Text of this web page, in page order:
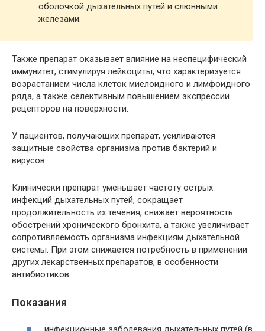
оболочкой дыхательных путей и слюнными
железами.
Также препарат оказывает влияние на неспецифический
иммунитет, стимулируя лейкоциты, что характеризуется
возрастанием числа клеток миелоидного и лимфоидного
ряда, а также селективным повышением экспрессии
рецепторов на поверхности.
У пациентов, получающих препарат, усиливаются
защитные свойства организма против бактерий и
вирусов.
Клинически препарат уменьшает частоту острых
инфекций дыхательных путей, сокращает
продолжительность их течения, снижает вероятность
обострений хронического бронхита, а также увеличивает
сопротивляемость организма инфекциям дыхательной
системы. При этом снижается потребность в применении
других лекарственных препаратов, в особенности
антибиотиков.
Показания